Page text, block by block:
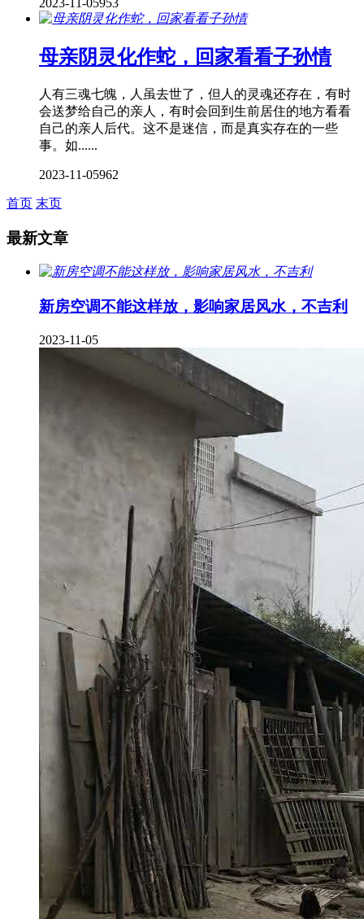
2023-11-05953
母亲阴灵化作蛇，回家看看子孙情
人有三魂七魄，人虽去世了，但人的灵魂还存在，有时
会送梦给自己的亲人，有时会回到生前居住的地方看看
自己的亲人后代。这不是迷信，而是真实存在的一些
事。如......
2023-11-05962
首页 末页
最新文章
新房空调不能这样放，影响家居风水，不吉利
2023-11-05